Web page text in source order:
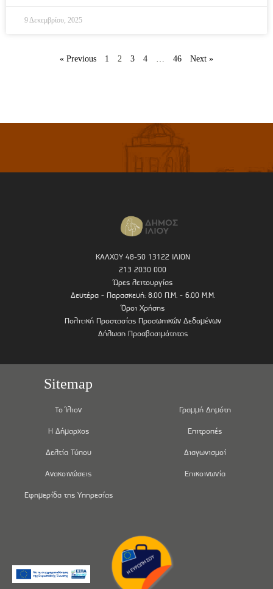
9 Δεκεμβρίου, 2025
« Previous 1 2 3 4 … 46 Next »
ΚΑΛΧΟΥ 48-50 13122 ΙΛΙΟΝ
213 2030 000
Ώρες λειτουργίας
Δευτέρα - Παρασκευή: 8.00 Π.Μ. - 6.00 Μ.Μ.
Όροι Χρήσης
Πολιτική Προστασίας Προσωπικών Δεδομένων
Δήλωση Προσβασιμότητας
Sitemap
Το Ίλιον
Η Δήμαρχος
Δελτία Τύπου
Ανακοινώσεις
Εφημερίδα της Υπηρεσίας
Γραμμή Δημότη
Επιτροπές
Διαγωνισμοί
Επικοινωνία